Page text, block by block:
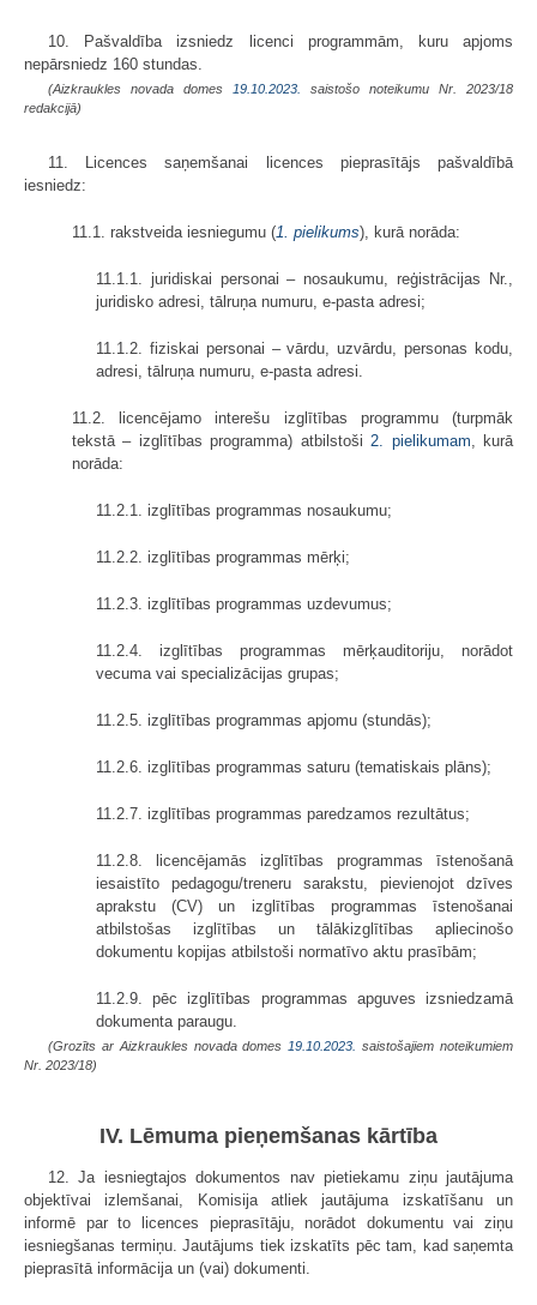
10. Pašvaldība izsniedz licenci programmām, kuru apjoms
nepārsniedz 160 stundas.
(Aizkraukles novada domes 19.10.2023.
saistošo noteikumu Nr. 2023/18
redakcijā)
11. Licences saņemšanai licences pieprasītājs pašvaldībā
iesniedz:
11.1. rakstveida iesniegumu (1. pielikums), kurā norāda:
11.1.1. juridiskai personai – nosaukumu, reģistrācijas Nr.,
juridisko adresi, tālruņa numuru, e-pasta adresi;
11.1.2. fiziskai personai – vārdu, uzvārdu, personas kodu,
adresi, tālruņa numuru, e-pasta adresi.
11.2. licencējamo interešu izglītības programmu (turpmāk
tekstā – izglītības programma) atbilstoši 2. pielikumam , kurā
norāda:
11.2.1. izglītības programmas nosaukumu;
11.2.2. izglītības programmas mērķi;
11.2.3. izglītības programmas uzdevumus;
11.2.4. izglītības programmas mērķauditoriju, norādot
vecuma vai specializācijas grupas;
11.2.5. izglītības programmas apjomu (stundās);
11.2.6. izglītības programmas saturu (tematiskais plāns);
11.2.7. izglītības programmas paredzamos rezultātus;
11.2.8. licencējamās izglītības programmas īstenošanā
iesaistīto pedagogu/treneru sarakstu, pievienojot dzīves
aprakstu (CV) un izglītības programmas īstenošanai
atbilstošas izglītības un tālākizglītības apliecinošo
dokumentu kopijas atbilstoši normatīvo aktu prasībām;
11.2.9. pēc izglītības programmas apguves izsniedzamā
dokumenta paraugu.
(Grozīts ar Aizkraukles novada domes 19.10.2023.
saistošajiem noteikumiem
Nr. 2023/18)
IV. Lēmuma pieņemšanas kārtība
12. Ja iesniegtajos dokumentos nav pietiekamu ziņu jautājuma
objektīvai izlemšanai, Komisija atliek jautājuma izskatīšanu un
informē par to licences pieprasītāju, norādot dokumentu vai ziņu
iesniegšanas termiņu. Jautājums tiek izskatīts pēc tam, kad saņemta
pieprasītā informācija un (vai) dokumenti.